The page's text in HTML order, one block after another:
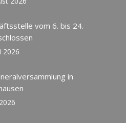
vom 6. bis 24.
2026
in